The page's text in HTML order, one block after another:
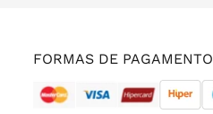
FORMAS DE PAGAMENTO